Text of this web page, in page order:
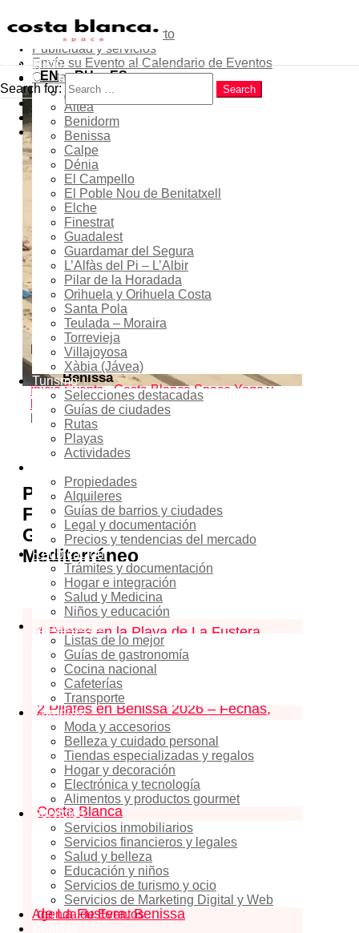
Sobre el proyecto
Contribuye como experto
Publicidad y servicios
Envíe su Evento al Calendario de Eventos
Contactos
Popular
Latest
Trending
Inicio
Costa Blanca
Alicante
Altea
Benidorm
Benissa
Calpe
Dénia
El Campello
El Poble Nou de Benitatxell
Elche
Finestrat
Guadalest
Guardamar del Segura
L’Alfàs del Pi – L’Albir
Pilar de la Horadada
Orihuela y Orihuela Costa
Santa Pola
Teulada – Moraira
Torrevieja
Villajoyosa
Xàbia (Jávea)
Turismo
Selecciones destacadas
Guías de ciudades
Rutas
Playas
Actividades
Propiedades
Alquileres
Guías de barrios y ciudades
Legal y documentación
Precios y tendencias del mercado
Reubicación
Trámites y documentación
Hogar e integración
Salud y Medicina
Niños y educación
Gastronomía
Listas de lo mejor
Guías de gastronomía
Cocina nacional
Cafeterías
Transporte
Compras
Moda y accesorios
Belleza y cuidado personal
Tiendas especializadas y regalos
Hogar y decoración
Electrónica y tecnología
Alimentos y productos gourmet
Servicios
Servicios inmobiliarios
Servicios financieros y legales
Salud y belleza
Educación y niños
Servicios de turismo y ocio
Servicios de Marketing Digital y Web
Agenda de Eventos
EN RU ES
Menu
Search
Search for:
Search
Pilates en la Playa de La
Fustera de Benissa 2026 –
Serie de clases gratuitas
01 Jul 2026
En curso...
20:00 - 20:45
Location
Benissa
InicioEvents - Costa Blanca Space Yoga y
bienestar Pilates en la Playa de La Fustera de
Benissa 2026 – Serie de clases gratuitas
3shares
Pilates en la Playa de La
Fustera, Benissa 2026 – Clases
Gratuitas junto al Mar
Mediterráneo
Содержание скрыть
1 Pilates en la Playa de La Fustera,
Benissa 2026 – Clases Gratuitas junto
al Mar Mediterráneo
2 Pilates en Benissa 2026 – Fechas,
Horario y Lugar
Pilates Gratuito en Benissa – Una
Forma Saludable de Disfrutar de la
Costa Blanca
Qué Llevar a las Clases de Pilates
en la Playa de La Fustera
Inscripción para Pilates en la Playa
de La Fustera, Benissa